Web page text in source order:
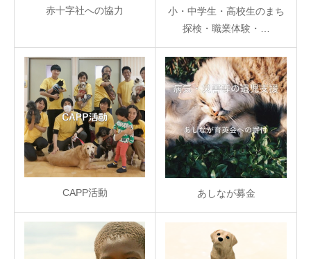
赤十字社への協力
小・中学生・高校生のまち
探検・職業体験・…
CAPP活動 あしなが募金